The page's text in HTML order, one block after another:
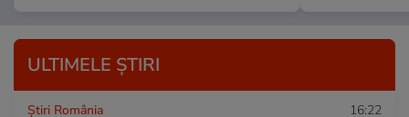
ULTIMELE ȘTIRI
Știri România 16:22